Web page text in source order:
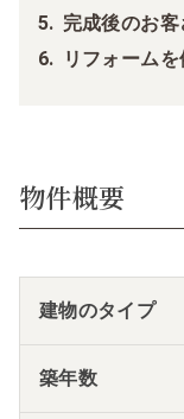
完成後のお
リフォーム
物件概要
建物のタイプ
築年数